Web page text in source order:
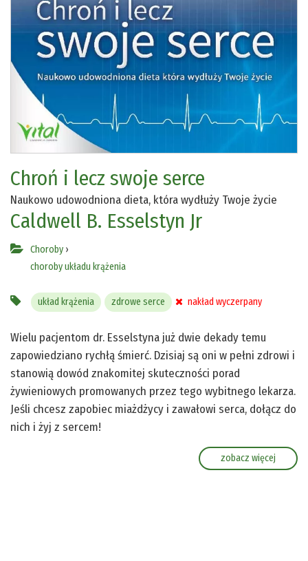
Chroń i lecz swoje serce
Naukowo udowodniona dieta, która wydłuży Twoje życie
Caldwell B. Esselstyn Jr
Choroby ›
choroby układu krążenia
układ krążenia zdrowe serce nakład wyczerpany
Wielu pacjentom dr. Esselstyna już dwie dekady temu
zapowiedziano rychłą śmierć. Dzisiaj są oni w pełni zdrowi i
stanowią dowód znakomitej skuteczności porad
żywieniowych promowanych przez tego wybitnego lekarza.
Jeśli chcesz zapobiec miażdżycy i zawałowi serca, dołącz do
nich i żyj z sercem!
zobacz więcej